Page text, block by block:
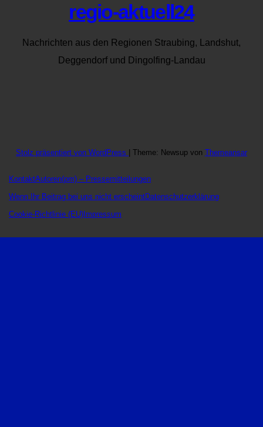
regio-aktuell24
Nachrichten aus den Regionen Straubing, Landshut,
Deggendorf und Dingolfing-Landau
Stolz präsentiert von WordPress Theme: Newsup von Themeansar
KontaktAutoren(pm) – Pressemitteilungen
Wenn Ihr Beitrag bei uns nicht erscheintDatenschutzerklärung
Cookie-Richtlinie (EU) Impressum